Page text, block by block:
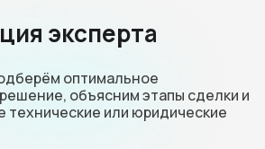
эксперта
оптимальное
объясним этапы сделки и
технические или юридические